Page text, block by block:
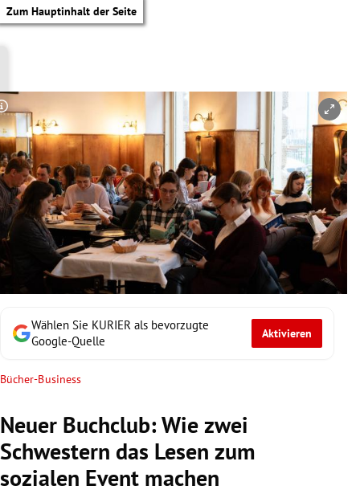
Zum Hauptinhalt der Seite
Untermenü
Untermenü
Untermenü
Untermenü
Wählen Sie KURIER als bevorzugte
Google-Quelle
Aktivieren
Bücher-Business
Neuer Buchclub: Wie zwei
Schwestern das Lesen zum
sozialen Event machen
Copyright-Hinweis öffnen/schließen